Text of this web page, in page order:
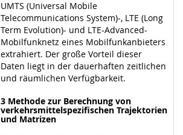
UMTS (Universal Mobile
Telecommunications System)-, LTE (Long
Term Evolution)- und LTE-Advanced-
Mobilfunknetz eines Mobilfunkanbieters
extrahiert. Der große Vorteil dieser
Daten liegt in der dauerhaften zeitlichen
und räumlichen Verfügbarkeit.
3 Methode zur Berechnung von
verkehrsmittelspezifischen Trajektorien
und Matrizen